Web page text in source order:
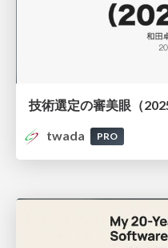
twada
PRO